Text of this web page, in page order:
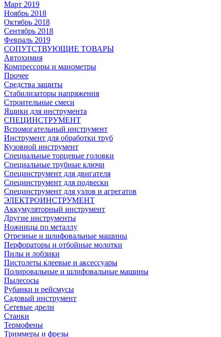
Март 2019
Ноябрь 2018
Октябрь 2018
Сентябрь 2018
Февраль 2019
СОПУТСТВУЮЩИЕ ТОВАРЫ
Автохимия
Компрессоры и манометры
Прочее
Средства защиты
Стабилизаторы напряжения
Строительные смеси
Ящики для инструмента
СПЕЦИНСТРУМЕНТ
Вспомогательный инструмент
Инструмент для обработки труб
Кузовной инструмент
Специальные торцевые головки
Специальные трубные ключи
Специнструмент для двигателя
Специнструмент для подвески
Специнструмент для узлов и агрегатов
ЭЛЕКТРОИНСТРУМЕНТ
Аккумуляторный инструмент
Другие инструменты
Ножницы по металлу
Отрезные и шлифовальные машины
Перфораторы и отбойные молотки
Пилы и лобзики
Пистолеты клеевые и аксессуары
Полировальные и шлифовальные машины
Пылесосы
Рубанки и рейсмусы
Садовый инструмент
Сетевые дрели
Станки
Термофены
Триммеры и фрезы